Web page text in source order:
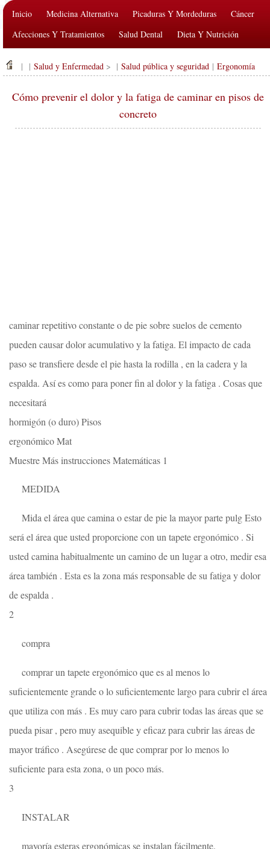
Inicio Medicina Alternativa Picaduras Y Mordeduras
Cáncer
Afecciones Y Tratamientos
Salud Dental
Dieta Y Nutrición
Salud Pública Y Seguridad
Cirugías Y Procedimientos Salud
| | Salud y Enfermedad > | Salud pública y seguridad | Ergonomía
Cómo prevenir el dolor y la fatiga de caminar en pisos de
concreto
caminar repetitivo constante o de pie sobre suelos de cemento
pueden causar dolor acumulativo y la fatiga. El impacto de cada
paso se transfiere desde el pie hasta la rodilla , en la cadera y la
espalda. Así es como para poner fin al dolor y la fatiga . Cosas que
necesitará
hormigón (o duro) Pisos
ergonómico Mat
Muestre Más instrucciones Matemáticas 1
MEDIDA
Mida el área que camina o estar de pie la mayor parte pulg Esto
será el área que usted proporcione con un tapete ergonómico . Si
usted camina habitualmente un camino de un lugar a otro, medir esa
área también . Esta es la zona más responsable de su fatiga y dolor
de espalda .
2
compra
comprar un tapete ergonómico que es al menos lo
suficientemente grande o lo suficientemente largo para cubrir el área
que utiliza con más . Es muy caro para cubrir todas las áreas que se
pueda pisar , pero muy asequible y eficaz para cubrir las áreas de
mayor tráfico . Asegúrese de que comprar por lo menos lo
suficiente para esta zona, o un poco más.
3
INSTALAR
mayoría esteras ergonómicas se instalan fácilmente.